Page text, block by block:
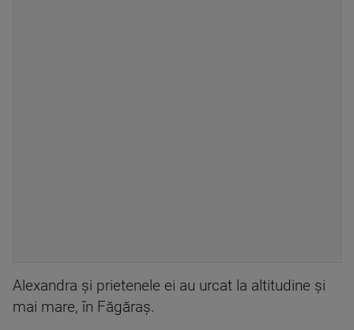
Alexandra și prietenele ei au urcat la altitudine și
mai mare, în Făgăraș.